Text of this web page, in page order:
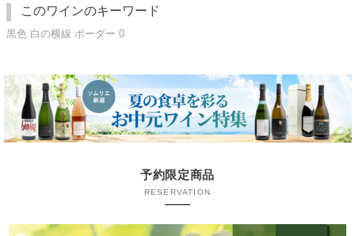
このワインのキーワード
黒色 白の横線 ボーダー 0
予約限定商品
RESERVATION